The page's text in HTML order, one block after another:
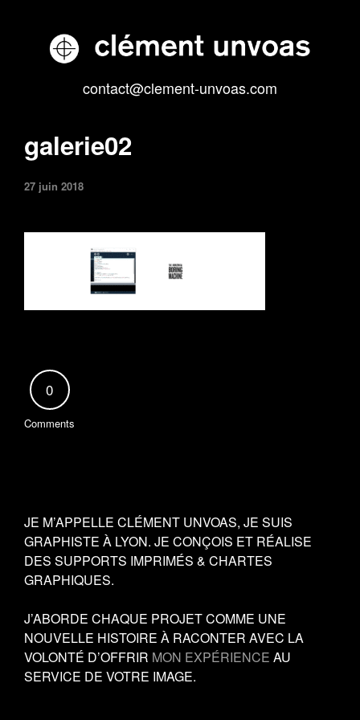
contact@clement-unvoas.com
galerie02
27 juin 2018
0
Comments
JE M’APPELLE CLÉMENT UNVOAS, JE SUIS
GRAPHISTE À LYON. JE CONÇOIS ET RÉALISE
DES SUPPORTS IMPRIMÉS & CHARTES
GRAPHIQUES.
J’ABORDE CHAQUE PROJET COMME UNE
NOUVELLE HISTOIRE À RACONTER AVEC LA
VOLONTÉ D’OFFRIR MON EXPÉRIENCE AU
SERVICE DE VOTRE IMAGE.